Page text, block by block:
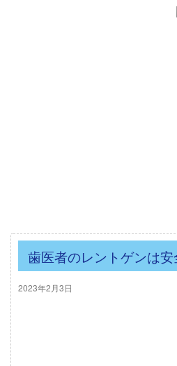
歯医者のレントゲンは安
2023年2月3日